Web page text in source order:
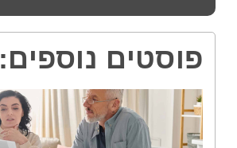
פוסטים נוספים: